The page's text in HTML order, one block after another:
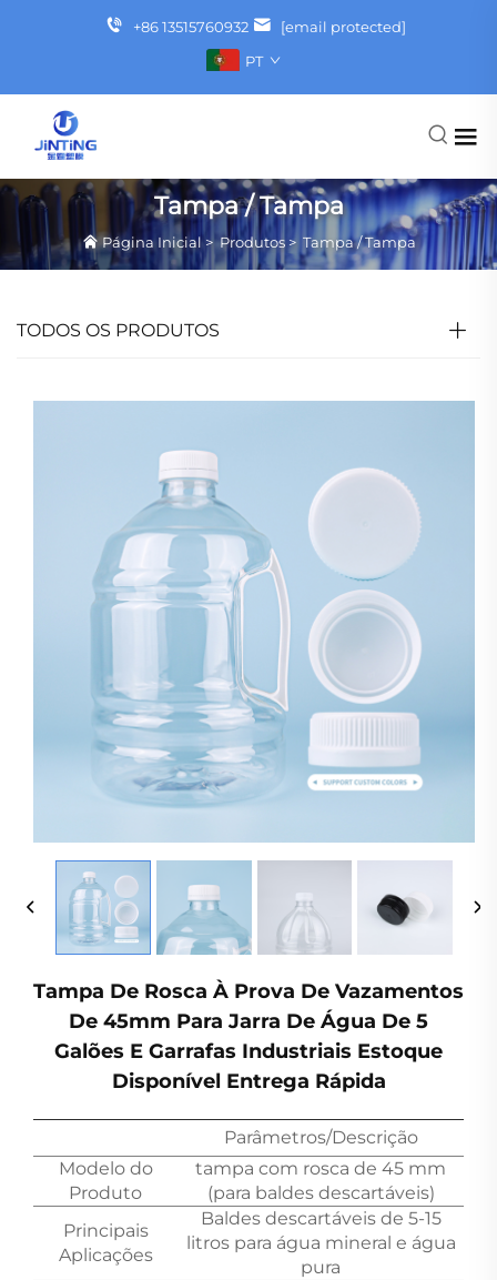
+86 13515760932
[email protected]
PT
Tampa / Tampa
Página Inicial>Produtos> Tampa / Tampa
TODOS OS PRODUTOS
Tampa De Rosca À Prova De Vazamentos
De 45mm Para Jarra De Água De 5
Galões E Garrafas Industriais Estoque
Disponível Entrega Rápida
Parâmetros/Descrição
Modelo do
Produto
tampa com rosca de 45 mm
(para baldes descartáveis)
Principais
Aplicações
Baldes descartáveis de 5-15
litros para água mineral e água
pura